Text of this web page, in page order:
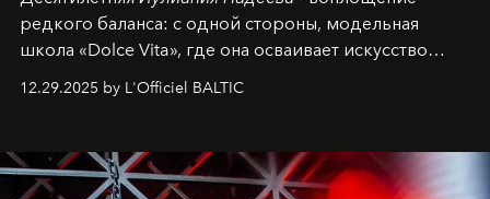
редкого баланса: с одной стороны, модельная
школа «Dolce Vita», где она осваивает искусство
позы и образа, с другой - подготовительная
балетная студия при хореографическом училище,
танцевального пути за плечами.
12.29.2025 by L'Officiel BALTIC